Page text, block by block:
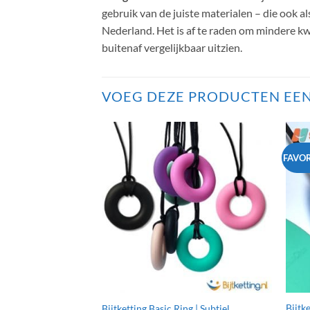
gebruik van de juiste materialen – die ook
Nederland. Het is af te raden om mindere
buitenaf vergelijkbaar uitzien.
VOEG DEZE PRODUCTEN